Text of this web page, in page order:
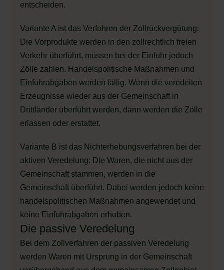
entscheiden.
Variante A ist das Verfahren der Zollrückvergütung:
Die Vorprodukte werden in den zollrechtlich freien
Verkehr überführt, müssen bei der Einfuhr jedoch
Zölle zahlen. Handelspolitische Maßnahmen und
Einfuhrabgaben werden fällig. Wenn die veredelten
Erzeugnisse wieder aus der Gemeinschaft in
Drittländer überführt werden, dann werden die Zölle
erlassen oder erstattet.
Variante B ist das Nichterhebungsverfahren bei der
aktiven Veredelung: Die Waren, die nicht aus der
Gemeinschaft stammen, werden in die
Gemeinschaft überführt. Dabei werden jedoch keine
handelspolitischen Maßnahmen angewendet und
keine Einfuhrabgaben erhoben.
Die passive Veredelung
Bei dem Zollverfahren der passiven Veredelung
werden Waren mit Ursprung in der Gemeinschaft